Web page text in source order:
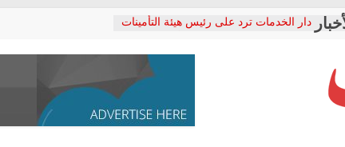
دار الخدمات ترد على رئيس هيئة التأمينات
معاناة أصحاب المعاشات.. ونطالب بكشف
فرحات سليمان يكتب: القطاع الصحي إلى
حزب التحالف الشعبي يطلق لجنة “الحق